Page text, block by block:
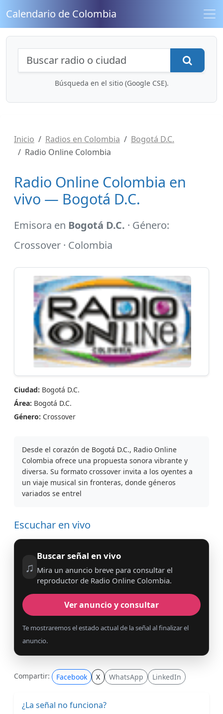
Calendario de Colombia
Búsqueda de radios y contenidos
Búsqueda en el sitio (Google CSE).
Inicio Radios en Colombia
Bogotá D.C.
Radio Online Colombia
Radio Online Colombia en
vivo — Bogotá D.C.
Emisora en Bogotá D.C. · Género:
Crossover · Colombia
Ciudad: Bogotá D.C.
Área: Bogotá D.C.
Género: Crossover
Desde el corazón de Bogotá D.C., Radio Online
Colombia ofrece una propuesta sonora vibrante y
diversa. Su formato crossover invita a los oyentes a
un viaje musical sin fronteras, donde géneros
variados se entrel
Escuchar en vivo
♫
Buscar señal en vivo
Mira un anuncio breve para consultar el
reproductor de Radio Online Colombia.
Ver anuncio y consultar
Te mostraremos el estado actual de la señal al finalizar el
anuncio.
Compartir: Facebook X WhatsApp LinkedIn
¿La señal no funciona?